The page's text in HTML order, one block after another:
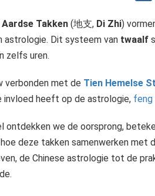
Takken(地支, Di Zhi)
astrologie. Dit systeem van twaalf
zelfs uren.
verbonden met de Tien Hemelse
invloed heeft op de astrologie, feng
ontdekken we de oorsprong,
deze takken samenwerken met
de Chinese astrologie tot de